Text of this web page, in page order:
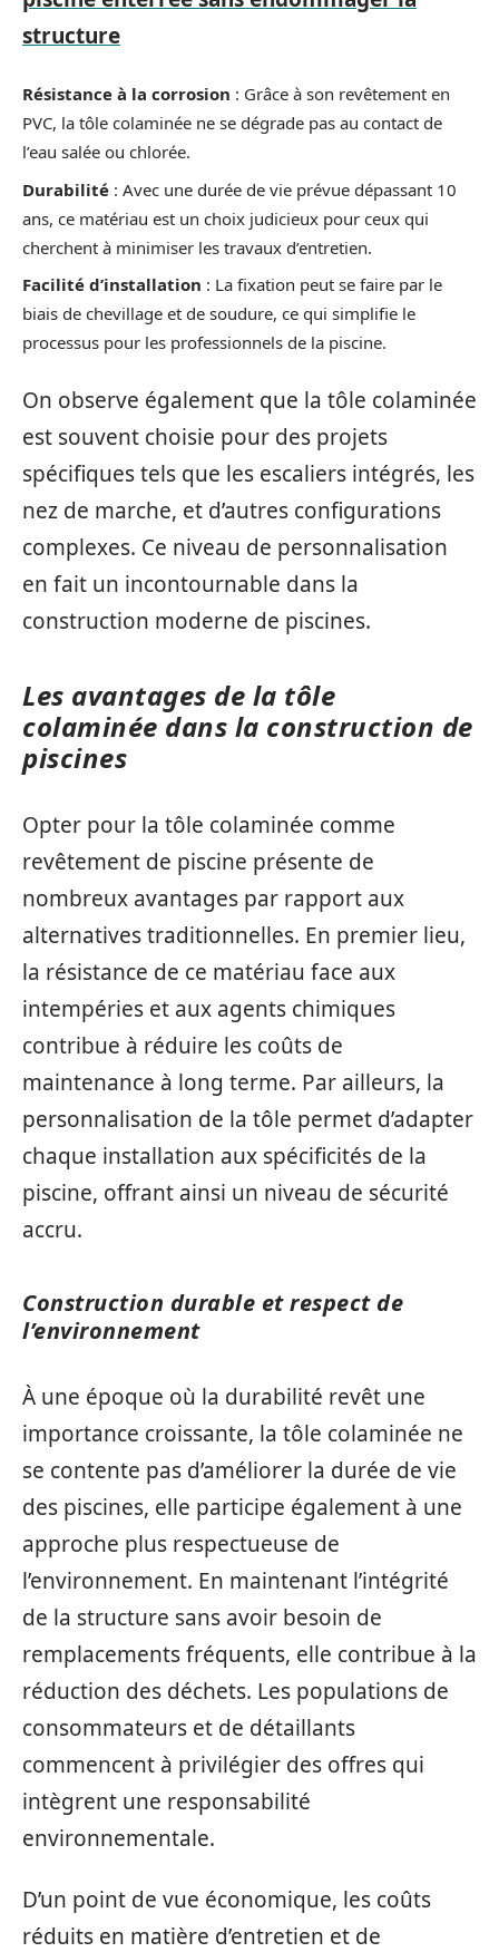
structure
Résistance à la corrosion : Grâce à son revêtement en
PVC, la tôle colaminée ne se dégrade pas au contact de
l’eau salée ou chlorée.
Durabilité : Avec une durée de vie prévue dépassant 10
ans, ce matériau est un choix judicieux pour ceux qui
cherchent à minimiser les travaux d’entretien.
Facilité d’installation : La fixation peut se faire par le
biais de chevillage et de soudure, ce qui simplifie le
processus pour les professionnels de la piscine.
On observe également que la tôle colaminée
est souvent choisie pour des projets
spécifiques tels que les escaliers intégrés, les
nez de marche, et d’autres configurations
complexes. Ce niveau de personnalisation
en fait un incontournable dans la
construction moderne de piscines.
Les avantages de la tôle
colaminée dans la construction de
piscines
Opter pour la tôle colaminée comme
revêtement de piscine présente de
nombreux avantages par rapport aux
alternatives traditionnelles. En premier lieu,
la résistance de ce matériau face aux
intempéries et aux agents chimiques
contribue à réduire les coûts de
maintenance à long terme. Par ailleurs, la
personnalisation de la tôle permet d’adapter
chaque installation aux spécificités de la
piscine, offrant ainsi un niveau de sécurité
accru.
Construction durable et respect de
l’environnement
À une époque où la durabilité revêt une
importance croissante, la tôle colaminée ne
se contente pas d’améliorer la durée de vie
des piscines, elle participe également à une
approche plus respectueuse de
l’environnement. En maintenant l’intégrité
de la structure sans avoir besoin de
remplacements fréquents, elle contribue à la
réduction des déchets. Les populations de
consommateurs et de détaillants
commencent à privilégier des offres qui
intègrent une responsabilité
environnementale.
D’un point de vue économique, les coûts
réduits en matière d’entretien et de